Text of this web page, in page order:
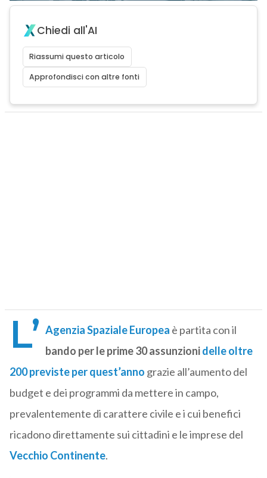
Chiedi all'AI
Riassumi questo articolo
Approfondisci con altre fonti
L’ Agenzia Spaziale Europea è partita con il
bando per le prime 30 assunzionidelle oltre
200 previste per quest’anno grazie all’aumento del
budget e dei programmi da mettere in campo,
prevalentemente di carattere civile e i cui benefici
ricadono direttamente sui cittadini e le imprese del
Vecchio Continente.